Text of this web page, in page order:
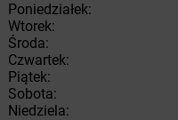
Poniedziałek:
Wtorek:
Środa:
Czwartek:
Piątek:
Sobota:
Niedziela: